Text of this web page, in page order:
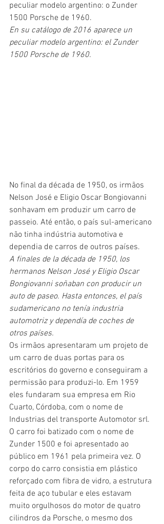
peculiar modelo argentino: o Zunder
1500 Porsche de 1960.
En su catálogo de 2016 aparece un
peculiar modelo argentino: el Zunder
1500 Porsche de 1960.
No final da década de 1950, os irmãos
Nelson José e Eligio Oscar Bongiovanni
sonhavam em produzir um carro de
passeio. Até então, o país sul-americano
não tinha indústria automotiva e
dependia de carros de outros países.
A finales de la década de 1950, los
hermanos Nelson José y Eligio Oscar
Bongiovanni soñaban con producir un
auto de paseo. Hasta entonces, el país
sudamericano no tenía industria
automotriz y dependía de coches de
otros países.
Os irmãos apresentaram um projeto de
um carro de duas portas para os
escritórios do governo e conseguiram a
permissão para produzi-lo. Em 1959
eles fundaram sua empresa em Rio
Cuarto, Córdoba, com o nome de
Industrias del transporte Automotor srl.
O carro foi batizado com o nome de
Zunder 1500 e foi apresentado ao
público em 1961 pela primeira vez. O
corpo do carro consistia em plástico
reforçado com fibra de vidro, a estrutura
feita de aço tubular e eles estavam
muito orgulhosos do motor de quatro
cilindros da Porsche, o mesmo dos